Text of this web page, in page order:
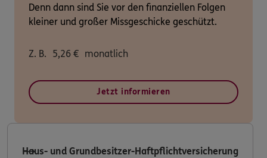
Denn dann sind Sie vor den finanziellen Folgen
kleiner und großer Missgeschicke geschützt.
Z. B. 5,26 € monatlich
Jetzt informieren
Haus- und Grundbesitzer-Haftpflichtversicherung